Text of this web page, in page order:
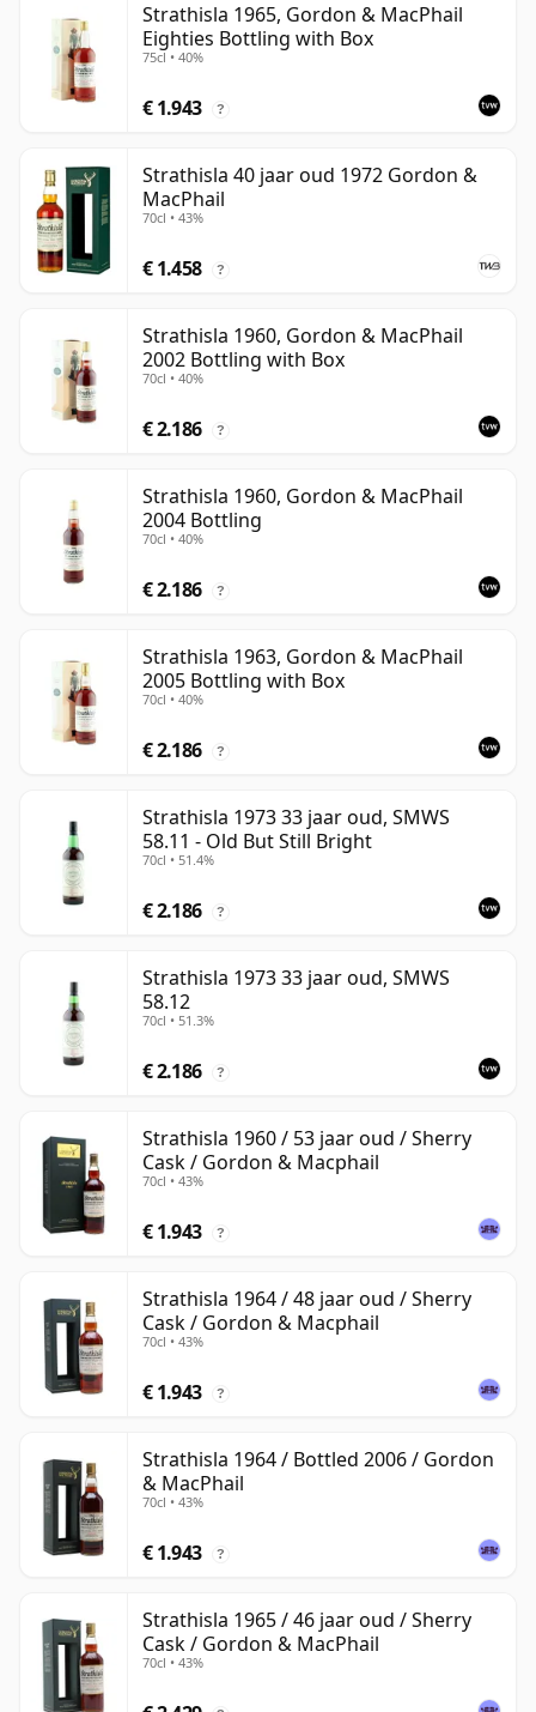
Strathisla 1965, Gordon & MacPhail
Eighties Bottling with Box
75cl • 40%
€ 1.943 ?
Strathisla 40 jaar oud 1972 Gordon &
MacPhail
70cl • 43%
€ 1.458 ?
Strathisla 1960, Gordon & MacPhail
2002 Bottling with Box
70cl • 40%
€ 2.186 ?
Strathisla 1960, Gordon & MacPhail
2004 Bottling
70cl • 40%
€ 2.186 ?
Strathisla 1963, Gordon & MacPhail
2005 Bottling with Box
70cl • 40%
€ 2.186 ?
Strathisla 1973 33 jaar oud, SMWS
58.11 - Old But Still Bright
70cl • 51.4%
€ 2.186 ?
Strathisla 1973 33 jaar oud, SMWS
58.12
70cl • 51.3%
€ 2.186 ?
Strathisla 1960 / 53 jaar oud / Sherry
Cask / Gordon & Macphail
70cl • 43%
€ 1.943 ?
Strathisla 1964 / 48 jaar oud / Sherry
Cask / Gordon & Macphail
70cl • 43%
€ 1.943 ?
Strathisla 1964 / Bottled 2006 / Gordon
& MacPhail
70cl • 43%
€ 1.943 ?
Strathisla 1965 / 46 jaar oud / Sherry
Cask / Gordon & MacPhail
70cl • 43%